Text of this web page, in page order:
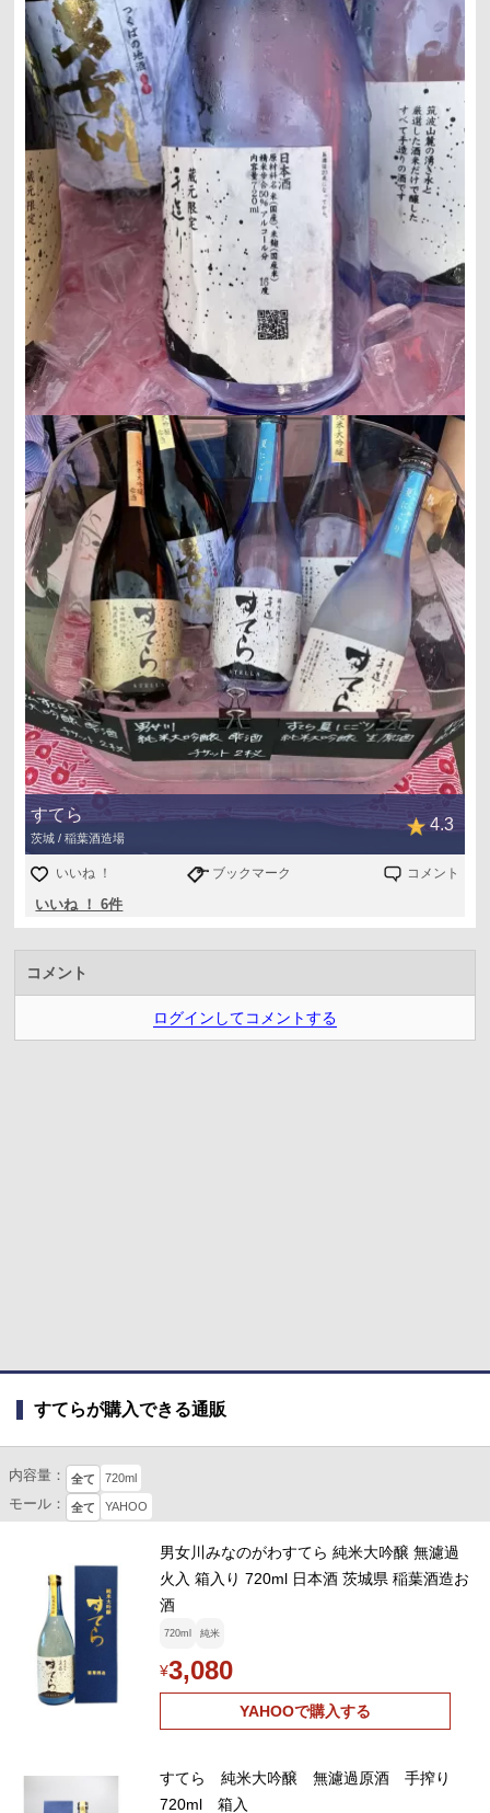
すてら
茨城 / 稲葉酒造場
4.3
いいね ！ ブックマーク コメント
いいね ！ 6件
コメント
ログインしてコメントする
すてらが購入できる通販
内容量： 全て 720ml
モール： 全て YAHOO
男女川みなのがわすてら 純米大吟醸 無濾過
火入 箱入り 720ml 日本酒 茨城県 稲葉酒造お
酒
720ml 純米
¥3,080
YAHOOで購入する
すてら 純米大吟醸 無濾過原酒 手搾り
720ml 箱入